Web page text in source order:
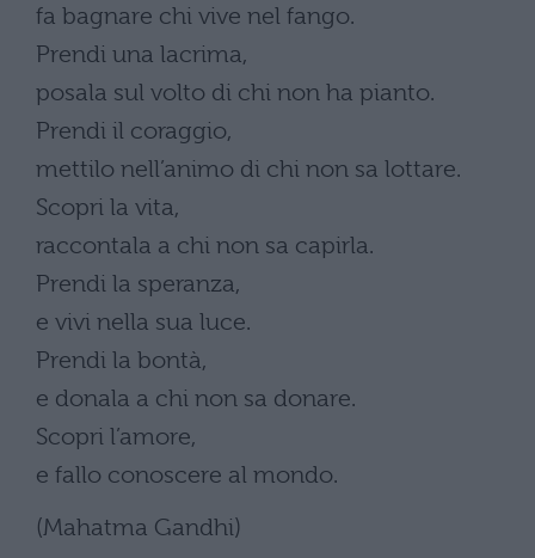
fa bagnare chi vive nel fango.
Prendi una lacrima,
posala sul volto di chi non ha pianto.
Prendi il coraggio,
mettilo nell’animo di chi non sa lottare.
Scopri la vita,
raccontala a chi non sa capirla.
Prendi la speranza,
e vivi nella sua luce.
Prendi la bontà,
e donala a chi non sa donare.
Scopri l’amore,
e fallo conoscere al mondo.
(Mahatma Gandhi)